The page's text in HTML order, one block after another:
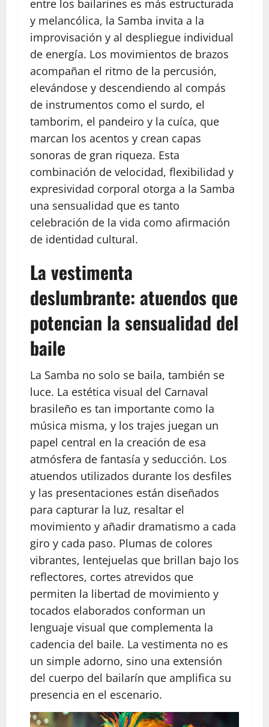
entre los bailarines es más estructurada
y melancólica, la Samba invita a la
improvisación y al despliegue individual
de energía. Los movimientos de brazos
acompañan el ritmo de la percusión,
elevándose y descendiendo al compás
de instrumentos como el surdo, el
tamborim, el pandeiro y la cuíca, que
marcan los acentos y crean capas
sonoras de gran riqueza. Esta
combinación de velocidad, flexibilidad y
expresividad corporal otorga a la Samba
una sensualidad que es tanto
celebración de la vida como afirmación
de identidad cultural.
La vestimenta
deslumbrante: atuendos que
potencian la sensualidad del
baile
La Samba no solo se baila, también se
luce. La estética visual del Carnaval
brasileño es tan importante como la
música misma, y los trajes juegan un
papel central en la creación de esa
atmósfera de fantasía y seducción. Los
atuendos utilizados durante los desfiles
y las presentaciones están diseñados
para capturar la luz, resaltar el
movimiento y añadir dramatismo a cada
giro y cada paso. Plumas de colores
vibrantes, lentejuelas que brillan bajo los
reflectores, cortes atrevidos que
permiten la libertad de movimiento y
tocados elaborados conforman un
lenguaje visual que complementa la
cadencia del baile. La vestimenta no es
un simple adorno, sino una extensión
del cuerpo del bailarín que amplifica su
presencia en el escenario.